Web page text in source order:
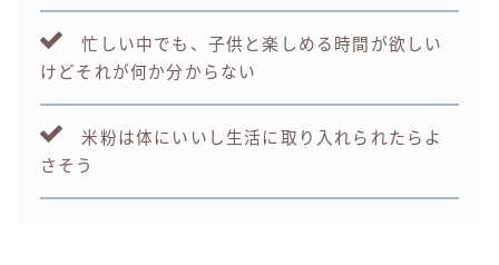
忙しい中でも、子供と楽しめる時間が欲しい
けどそれが何か分からない
米粉は体にいいし生活に取り入れられたらよ
さそう